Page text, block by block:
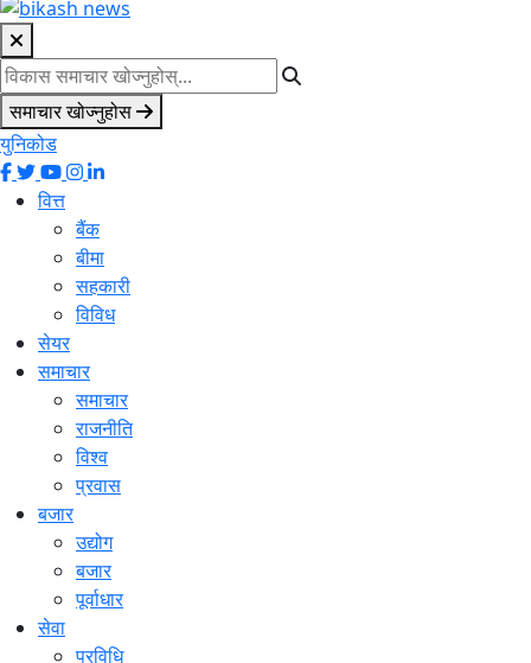
समाचार खोज्नुहोस
युनिकोड
वित्त
बैंक
बीमा
सहकारी
विविध
सेयर
समाचार
समाचार
राजनीति
विश्व
प्रवास
बजार
उद्योग
बजार
पूर्वाधार
सेवा
प्रविधि